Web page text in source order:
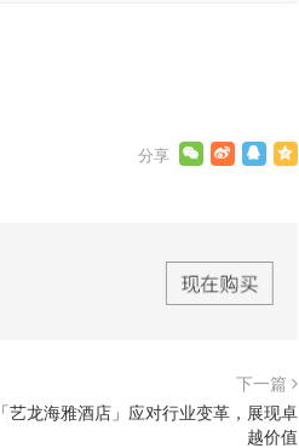
下一篇
艺龙海雅酒店」应对行业变革，展现卓
越价值